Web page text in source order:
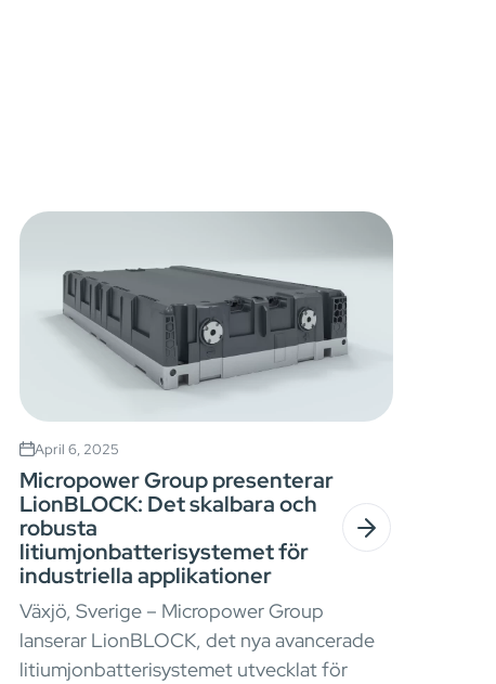
April 6, 2025
Micropower Group presenterar
LionBLOCK: Det skalbara och
robusta
litiumjonbatterisystemet för
industriella applikationer
Växjö, Sverige – Micropower Group
lanserar LionBLOCK, det nya avancerade
litiumjonbatterisystemet utvecklat för